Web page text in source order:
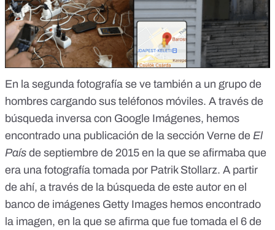
En la segunda fotografía se ve también a un grupo de
hombres cargando sus teléfonos móviles. A través de
búsqueda inversa con Google Imágenes, hemos
encontrado una publicación de la sección Verne de El
País de septiembre de 2015 en la que se afirmaba que
era una fotografía tomada por Patrik Stollarz. A partir
de ahí, a través de la búsqueda de este autor en el
banco de imágenes Getty Images hemos encontrado
la imagen, en la que se afirma que fue tomada el 6 de